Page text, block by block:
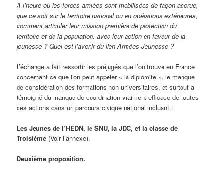
À l’heure où les forces armées sont mobilisées de façon accrue,
que ce soit sur le territoire national ou en opérations extérieures,
comment articuler leur mission première de protection du
territoire et de la population, avec leur action en faveur de la
jeunesse ? Quel est l’avenir du lien Armées-Jeunesse ?
L’échange a fait ressortir les préjugés que l’on trouve en France
concernant ce que l’on peut appeler « la diplômite », le manque
de considération des formations non universitaires, et surtout a
témoigné du manque de coordination vraiment efficace de toutes
ces actions dans un parcours civique national incluant :
Les Jeunes de l’HEDN, le SNU, la JDC, et la classe de
Troisième (Voir l’annexe).
Deuxième proposition.